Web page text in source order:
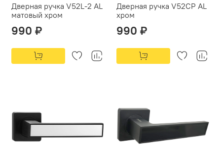
Дверная ручка V52L-2 AL
матовый хром
990 ₽
Дверная ручка V52CP AL
хром
990 ₽